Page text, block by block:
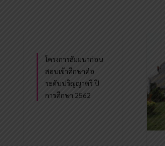
โครงการสัมมนาก่อน
สอบเข้าศึกษาต่อ
ระดับปริญญาตรี ปี
การศึกษา 2562